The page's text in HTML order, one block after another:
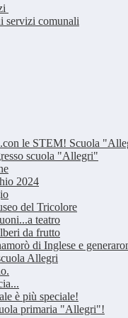
servizi comunali
le STEM! Scuola
scuola "Allegri"
2024
del Tricolore
teatro
da frutto
di Inglese e
Allegri
è più speciale!
primaria "Allegri"!